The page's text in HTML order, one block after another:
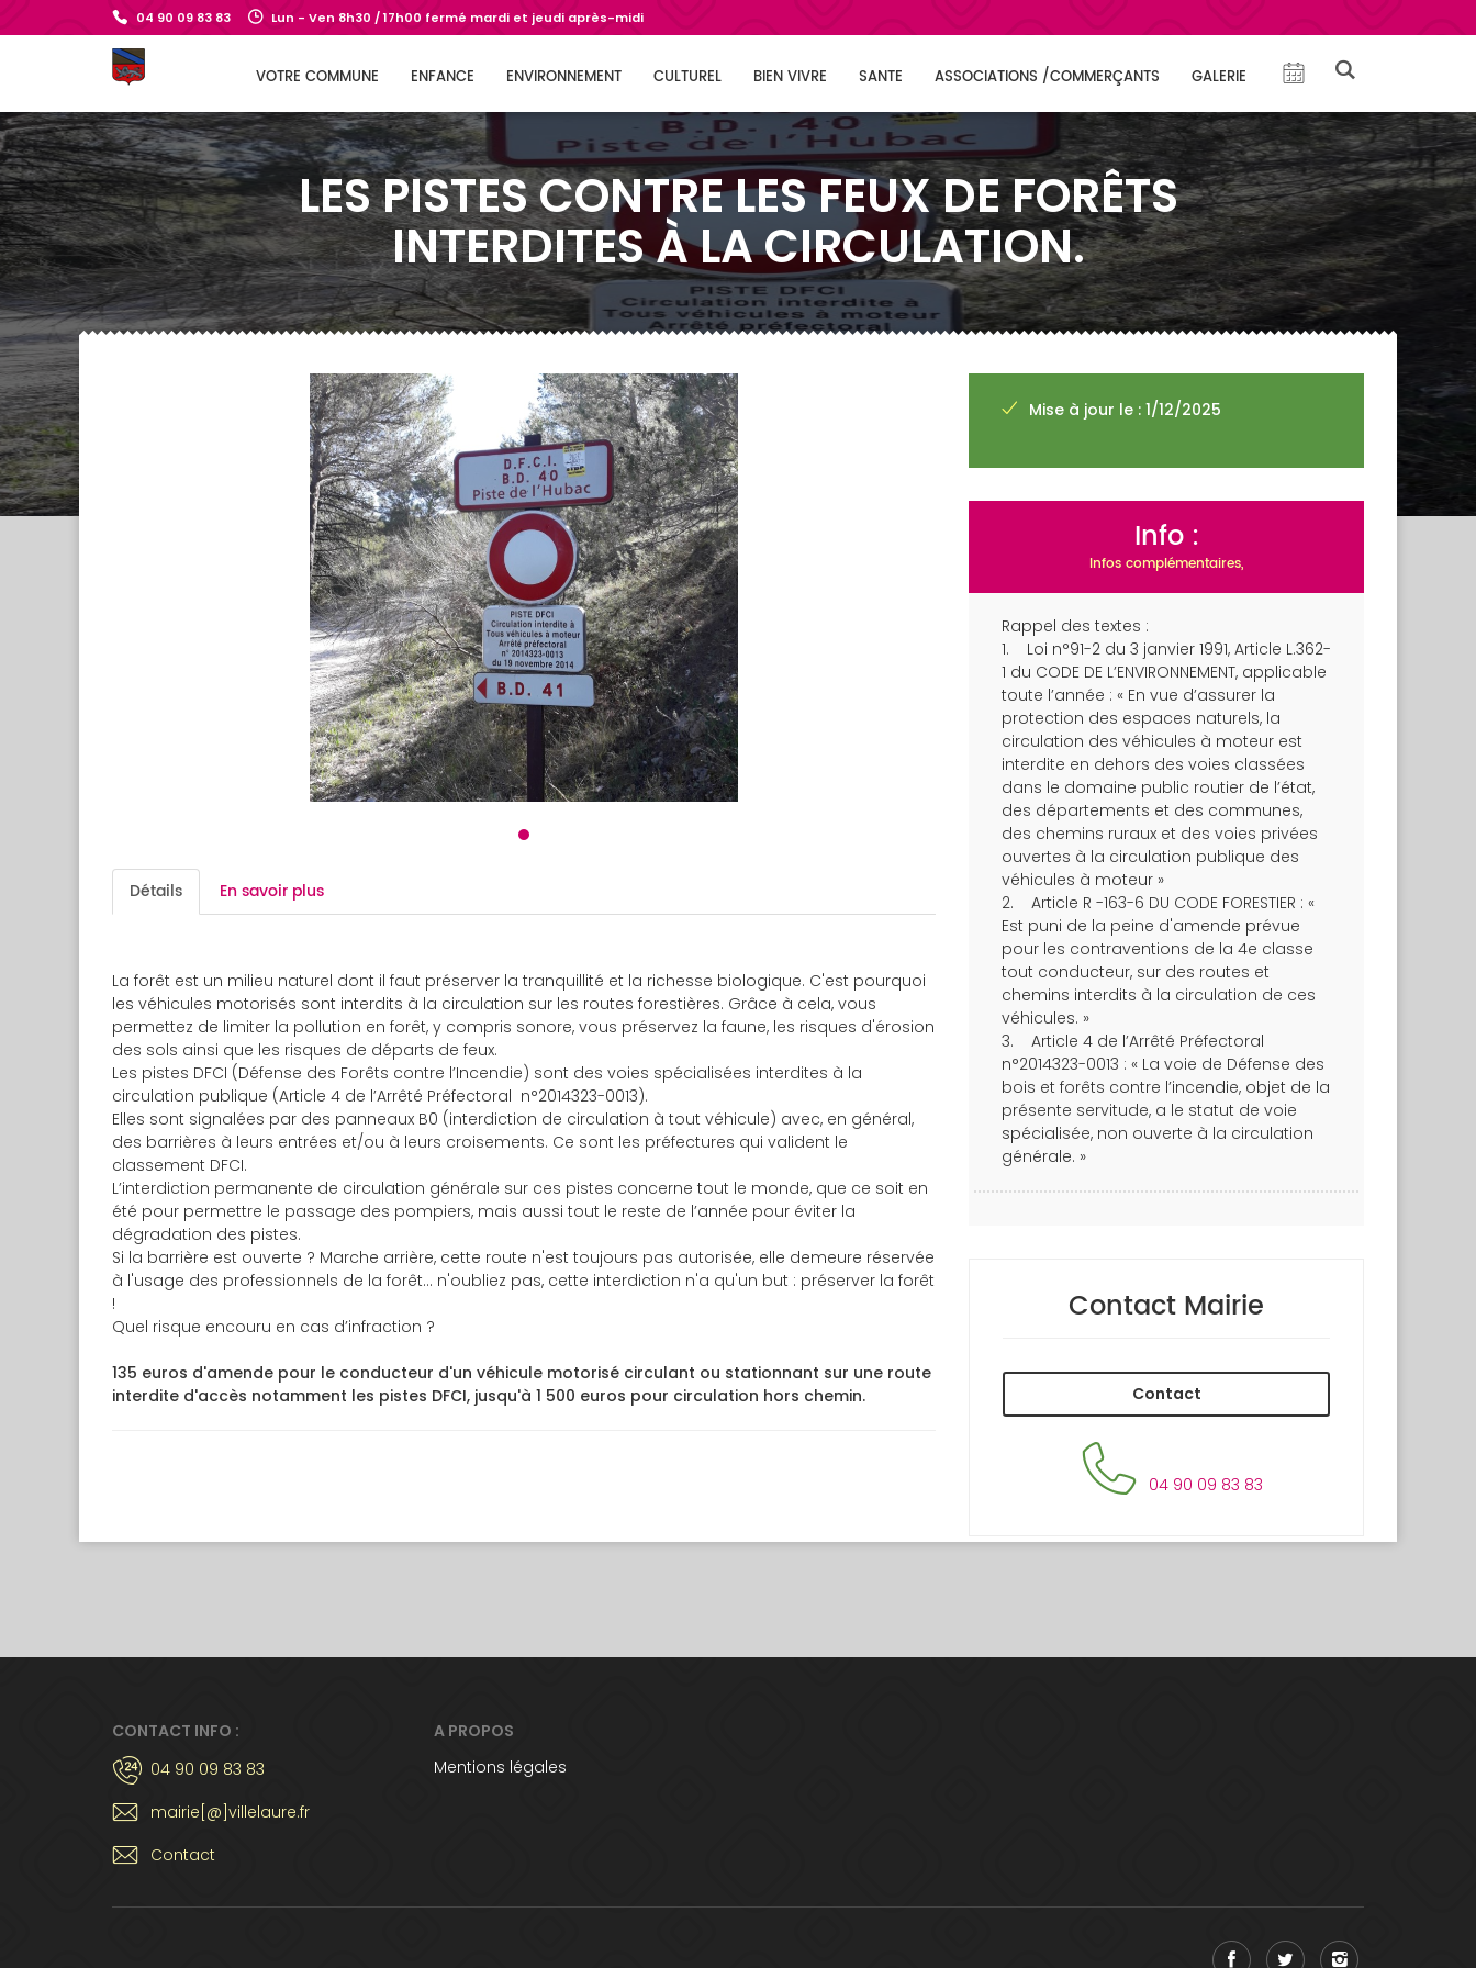
04 90 09 83 83 Lun - Ven 8h30 / 17h00 fermé mardi et jeudi après-midi
VOTRE COMMUNE ENFANCE ENVIRONNEMENT CULTUREL BIEN VIVRE SANTE ASSOCIATIONS /COMMERÇANTS GALERIE
LES PISTES CONTRE LES FEUX DE FORÊTS
INTERDITES À LA CIRCULATION.
Détails En savoir plus
La forêt est un milieu naturel dont il faut préserver la tranquillité et la richesse biologique. C'est pourquoi
les véhicules motorisés sont interdits à la circulation sur les routes forestières. Grâce à cela, vous
permettez de limiter la pollution en forêt, y compris sonore, vous préservez la faune, les risques d'érosion
des sols ainsi que les risques de départs de feux.
Les pistes DFCI (Défense des Forêts contre l’Incendie) sont des voies spécialisées interdites à la
circulation publique (Article 4 de l’Arrêté Préfectoral n°2014323-0013).
Elles sont signalées par des panneaux B0 (interdiction de circulation à tout véhicule) avec, en général,
des barrières à leurs entrées et/ou à leurs croisements. Ce sont les préfectures qui valident le
classement DFCI.
L’interdiction permanente de circulation générale sur ces pistes concerne tout le monde, que ce soit en
été pour permettre le passage des pompiers, mais aussi tout le reste de l’année pour éviter la
dégradation des pistes.
Si la barrière est ouverte ? Marche arrière, cette route n'est toujours pas autorisée, elle demeure réservée
à l'usage des professionnels de la forêt... n'oubliez pas, cette interdiction n'a qu'un but : préserver la forêt
!
Quel risque encouru en cas d’infraction ?
135 euros d'amende pour le conducteur d'un véhicule motorisé circulant ou stationnant sur une route
interdite d'accès notamment les pistes DFCI, jusqu'à 1 500 euros pour circulation hors chemin.
Mise à jour le : 1/12/2025
Info :
Infos complémentaires,
Rappel des textes :
1. Loi n°91-2 du 3 janvier 1991, Article L.362-
1 du CODE DE L’ENVIRONNEMENT, applicable
toute l’année : « En vue d’assurer la
protection des espaces naturels, la
circulation des véhicules à moteur est
interdite en dehors des voies classées
dans le domaine public routier de l’état,
des départements et des communes,
des chemins ruraux et des voies privées
ouvertes à la circulation publique des
véhicules à moteur »
2. Article R -163-6 DU CODE FORESTIER : «
Est puni de la peine d'amende prévue
pour les contraventions de la 4e classe
tout conducteur, sur des routes et
chemins interdits à la circulation de ces
véhicules. »
3. Article 4 de l’Arrêté Préfectoral
n°2014323-0013 : « La voie de Défense des
bois et forêts contre l’incendie, objet de la
présente servitude, a le statut de voie
spécialisée, non ouverte à la circulation
générale. »
Contact Mairie
Contact
04 90 09 83 83
CONTACT INFO :
04 90 09 83 83
mairie[@]villelaure.fr
Contact
A PROPOS
Mentions légales